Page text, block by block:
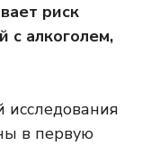
риск
с алкоголем,
в первую